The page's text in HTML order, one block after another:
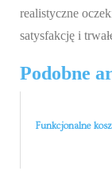
realistyczne
satysfakcję i
Podobne
Funkcjonalne